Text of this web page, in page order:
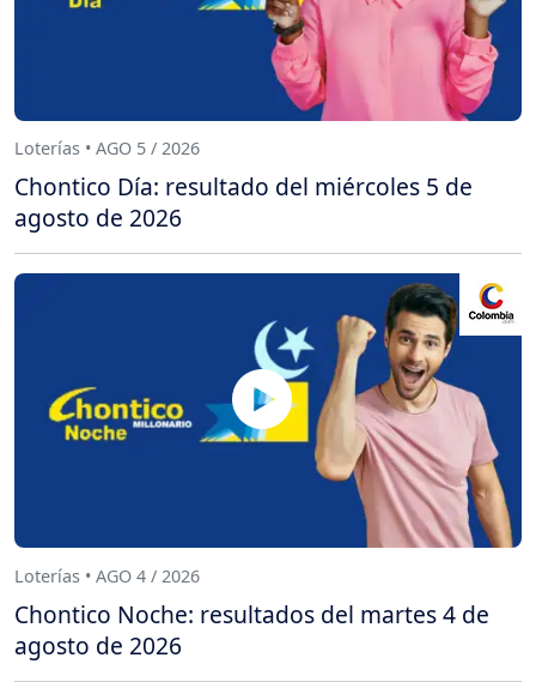
Loterías • AGO 5 / 2026
Chontico Día: resultado del miércoles 5 de
agosto de 2026
Loterías • AGO 4 / 2026
Chontico Noche: resultados del martes 4 de
agosto de 2026